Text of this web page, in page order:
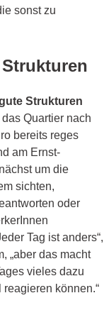
sonst zu
Strukturen
Quartier nach
bereits reges
am Ernst-
um die
sichten,
oder
Tag ist anders“,
„aber das macht
vieles dazu
können.“